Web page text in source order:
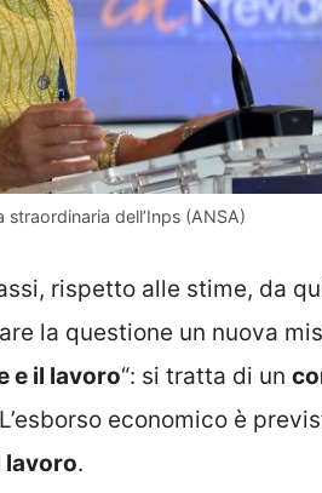
dell’Inps (ANSA)
rispetto alle stime, da
la questione un nuova
e il lavoro“: si tratta di un
economico è
lavoro.